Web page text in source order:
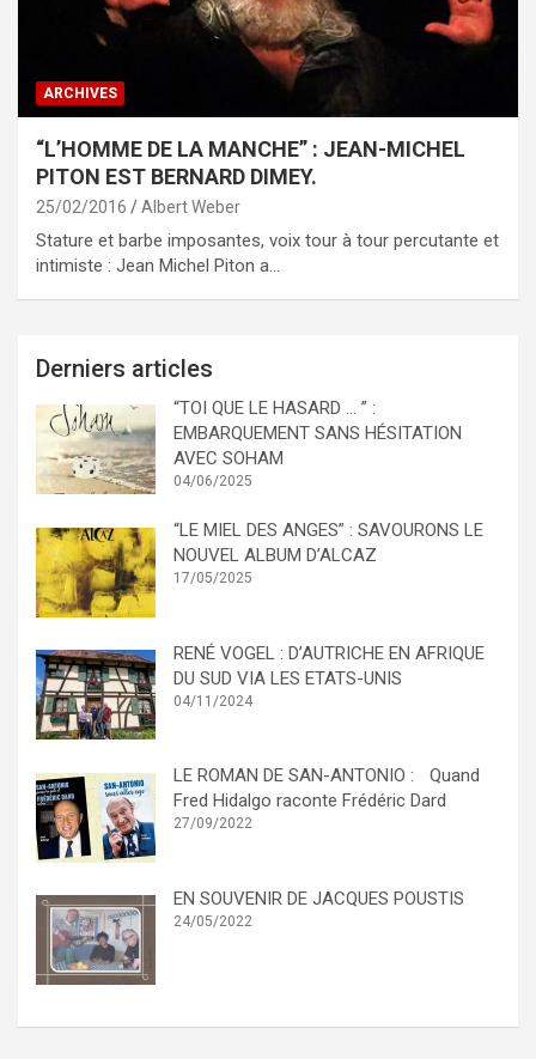
ARCHIVES
“L’HOMME DE LA MANCHE” : JEAN-MICHEL
PITON EST BERNARD DIMEY.
25/02/2016 Albert Weber
Stature et barbe imposantes, voix tour à tour percutante et
intimiste : Jean Michel Piton a…
Derniers articles
“TOI QUE LE HASARD … ” :
EMBARQUEMENT SANS HÉSITATION
AVEC SOHAM
04/06/2025
“LE MIEL DES ANGES” : SAVOURONS LE
NOUVEL ALBUM D’ALCAZ
17/05/2025
RENÉ VOGEL : D’AUTRICHE EN AFRIQUE
DU SUD VIA LES ETATS-UNIS
04/11/2024
LE ROMAN DE SAN-ANTONIO : Quand
Fred Hidalgo raconte Frédéric Dard
27/09/2022
EN SOUVENIR DE JACQUES POUSTIS
24/05/2022